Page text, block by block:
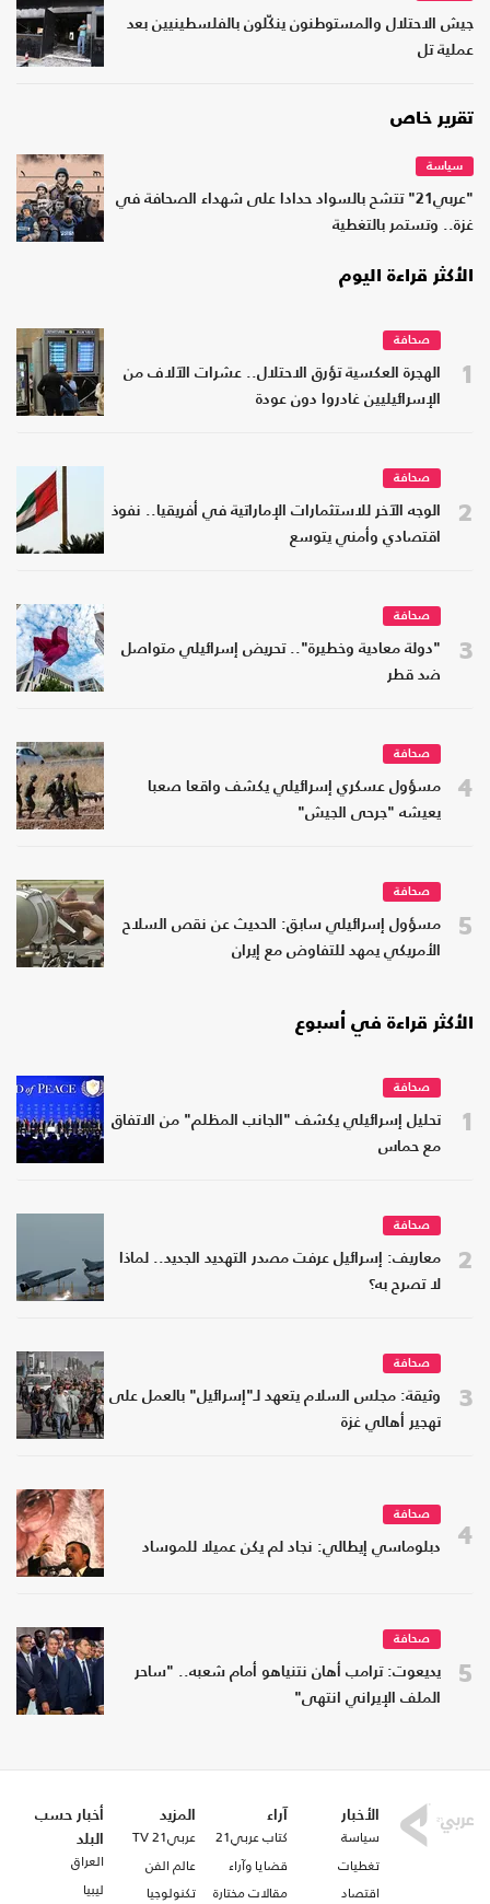
جيش الاحتلال والمستوطنون ينكّلون بالفلسطينيين بعد
عملية تل
تقرير خاص
سياسة
"عربي21" تتشح بالسواد حدادا على شهداء الصحافة في
غزة.. وتستمر بالتغطية
الأكثر قراءة اليوم
1
صحافة
الهجرة العكسية تؤرق الاحتلال.. عشرات الآلاف من
الإسرائيليين غادروا دون عودة
2
صحافة
الوجه الآخر للاستثمارات الإماراتية في أفريقيا.. نفوذ
اقتصادي وأمني يتوسع
3
صحافة
"دولة معادية وخطيرة".. تحريض إسرائيلي متواصل
ضد قطر
4
صحافة
مسؤول عسكري إسرائيلي يكشف واقعا صعبا
يعيشه "جرحى الجيش"
5
صحافة
مسؤول إسرائيلي سابق: الحديث عن نقص السلاح
الأمريكي يمهد للتفاوض مع إيران
الأكثر قراءة في أسبوع
1
صحافة
تحليل إسرائيلي يكشف "الجانب المظلم" من الاتفاق
مع حماس
2
صحافة
معاريف: إسرائيل عرفت مصدر التهديد الجديد.. لماذا
لا تصرح به؟
3
صحافة
وثيقة: مجلس السلام يتعهد لـ"إسرائيل" بالعمل على
تهجير أهالي غزة
4
صحافة
دبلوماسي إيطالي: نجاد لم يكن عميلا للموساد
5
صحافة
يديعوت: ترامب أهان نتنياهو أمام شعبه.. "ساحر
الملف الإيراني انتهى"
الأخبار
سياسة
تغطيات
اقتصاد
آراء
كتاب عربي21
قضايا وآراء
مقالات مختارة
المزيد
عربي21 TV
عالم الفن
تكنولوجيا
أخبار حسب
البلد
العراق
ليبيا